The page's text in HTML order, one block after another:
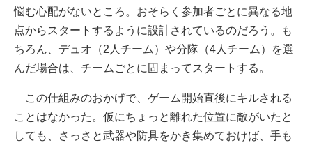
悩む心配がないところ。おそらく参加者ごとに異なる地
点からスタートするように設計されているのだろう。も
ちろん、デュオ（2人チーム）や分隊（4人チーム）を選
んだ場合は、チームごとに固まってスタートする。
この仕組みのおかげで、ゲーム開始直後にキルされる
ことはなかった。仮にちょっと離れた位置に敵がいたと
しても、さっさと武器や防具をかき集めておけば、手も